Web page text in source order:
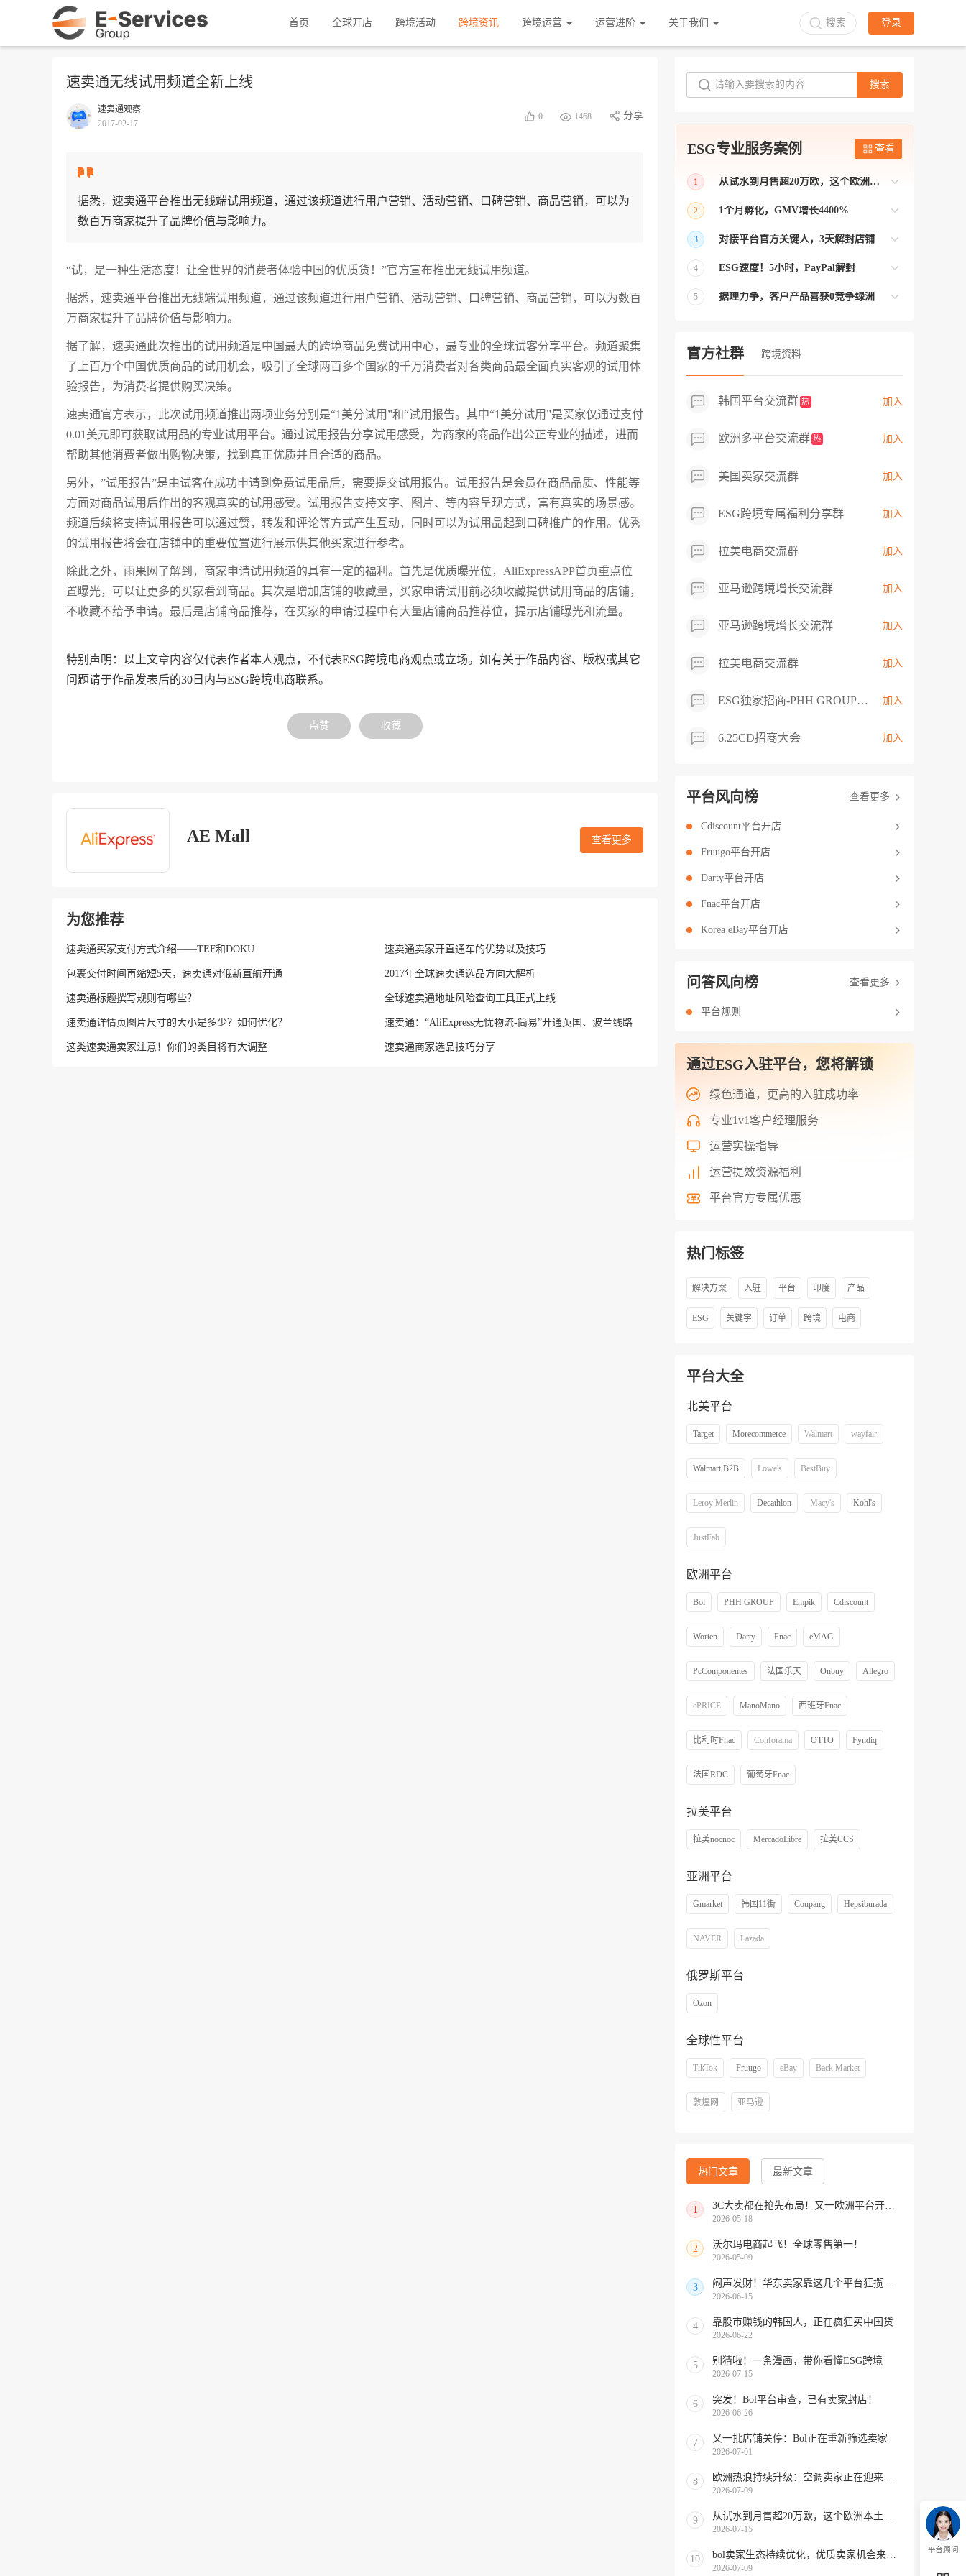
首页 全球开店 跨境活动 跨境资讯 跨境运营 运营进阶 关于我们 搜索 登录
速卖通无线试用频道全新上线
速卖通观察
2017-02-17
0 1468 分享
据悉，速卖通平台推出无线端试用频道，通过该频道进行用户营销、活动营销、口碑营销、商品营销，可以为
数百万商家提升了品牌价值与影响力。
“试，是一种生活态度！让全世界的消费者体验中国的优质货！”官方宣布推出无线试用频道。
据悉，速卖通平台推出无线端试用频道，通过该频道进行用户营销、活动营销、口碑营销、商品营销，可以为数百
万商家提升了品牌价值与影响力。
据了解，速卖通此次推出的试用频道是中国最大的跨境商品免费试用中心，最专业的全球试客分享平台。频道聚集
了上百万个中国优质商品的试用机会，吸引了全球两百多个国家的千万消费者对各类商品最全面真实客观的试用体
验报告，为消费者提供购买决策。
速卖通官方表示，此次试用频道推出两项业务分别是“1美分试用”和“试用报告。其中“1美分试用”是买家仅通过支付
0.01美元即可获取试用品的专业试用平台。通过试用报告分享试用感受，为商家的商品作出公正专业的描述，进而
帮助其他消费者做出购物决策，找到真正优质并且合适的商品。
另外，”试用报告”是由试客在成功申请到免费试用品后，需要提交试用报告。试用报告是会员在商品品质、性能等
方面对商品试用后作出的客观真实的试用感受。试用报告支持文字、图片、等内容呈现方式，富有真实的场景感。
频道后续将支持试用报告可以通过赞，转发和评论等方式产生互动，同时可以为试用品起到口碑推广的作用。优秀
的试用报告将会在店铺中的重要位置进行展示供其他买家进行参考。
除此之外，雨果网了解到，商家申请试用频道的具有一定的福利。首先是优质曝光位，AliExpressAPP首页重点位
置曝光，可以让更多的买家看到商品。其次是增加店铺的收藏量，买家申请试用前必须收藏提供试用商品的店铺，
不收藏不给予申请。最后是店铺商品推荐，在买家的申请过程中有大量店铺商品推荐位，提示店铺曝光和流量。
特别声明：以上文章内容仅代表作者本人观点，不代表ESG跨境电商观点或立场。如有关于作品内容、版权或其它
问题请于作品发表后的30日内与ESG跨境电商联系。
点赞 收藏
AE Mall 查看更多
为您推荐
速卖通买家支付方式介绍——TEF和DOKU 速卖通卖家开直通车的优势以及技巧
包裹交付时间再缩短5天，速卖通对俄新直航开通 2017年全球速卖通选品方向大解析
速卖通标题撰写规则有哪些？ 全球速卖通地址风险查询工具正式上线
速卖通详情页图片尺寸的大小是多少？如何优化？ 速卖通：“AliExpress无忧物流-简易”开通英国、波兰线路
这类速卖通卖家注意！你们的类目将有大调整 速卖通商家选品技巧分享
搜索
ESG专业服务案例 查看
1
从试水到月售超20万欧，这个欧洲本土平台被低估了
2
1个月孵化，GMV增长4400%
业】 >> Gmarket卖家店铺经过ESG跨境客
3
对接平台官方关键人，3天解封店铺
跨境帮我解决了韩国平台店铺异常问题
4
ESG速度！5小时，PayPal解封
ESG拥有Paypal支付和Onbuy平台双绿通道
5
据理力争，客户产品喜获0竞争绿洲
取机会，卖家成功上架市场热卖而平台稀
缺产品，拓展了西班牙新商机！
官方社群 跨境资料
韩国平台交流群 热 加入
欧洲多平台交流群 热 加入
美国卖家交流群 加入
ESG跨境专属福利分享群 加入
拉美电商交流群 加入
亚马逊跨境增长交流群 加入
亚马逊跨境增长交流群 加入
拉美电商交流群 加入
ESG独家招商-PHH GROUP卖家交流群 加入
6.25CD招商大会 加入
平台风向榜 查看更多
Cdiscount平台开店
Fruugo平台开店
Darty平台开店
Fnac平台开店
Korea eBay平台开店
问答风向榜 查看更多
平台规则
通过ESG入驻平台，您将解锁
绿色通道，更高的入驻成功率
专业1v1客户经理服务
运营实操指导
运营提效资源福利
平台官方专属优惠
热门标签
解决方案 入驻 平台 印度 产品
ESG 关键字 订单 跨境 电商
平台大全
北美平台
Target Morecommerce Walmart wayfair
Walmart B2B Lowe's BestBuy
Leroy Merlin Decathlon Macy's Kohl's
JustFab
欧洲平台
Bol PHH GROUP Empik Cdiscount
Worten Darty Fnac eMAG
PcComponentes 法国乐天 Onbuy Allegro
ePRICE ManoMano 西班牙Fnac
比利时Fnac Conforama OTTO Fyndiq
法国RDC 葡萄牙Fnac
拉美平台
拉美nocnoc MercadoLibre 拉美CCS
亚洲平台
Gmarket 韩国11街 Coupang Hepsiburada
NAVER Lazada
俄罗斯平台
Ozon
全球性平台
TikTok Fruugo eBay Back Market
敦煌网 亚马逊
热门文章 最新文章
1 3C大卖都在抢先布局！又一欧洲平台开放中国招商
2026-05-18
2 沃尔玛电商起飞！全球零售第一！
2026-05-09
3 闷声发财！华东卖家靠这几个平台狂揽北美订单，华南机会来了！
2026-06-15
4 靠股市赚钱的韩国人，正在疯狂买中国货
2026-06-22
5 别猜啦！一条漫画，带你看懂ESG跨境
2026-07-15
6 突发！Bol平台审查，已有卖家封店！
2026-06-26
7 又一批店铺关停：Bol正在重新筛选卖家
2026-07-01
8 欧洲热浪持续升级：空调卖家正在迎来窗口期！
2026-07-09
9 从试水到月售超20万欧，这个欧洲本土平台被低估了
2026-07-15
10 bol卖家生态持续优化，优质卖家机会来啦！
2026-07-09
平台顾问